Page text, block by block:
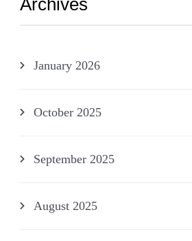
Archives
January 2026
October 2025
September 2025
August 2025